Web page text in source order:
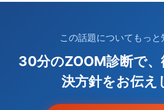
この話題についてもっ
30分のZOOM診断で
決方針をお伝え